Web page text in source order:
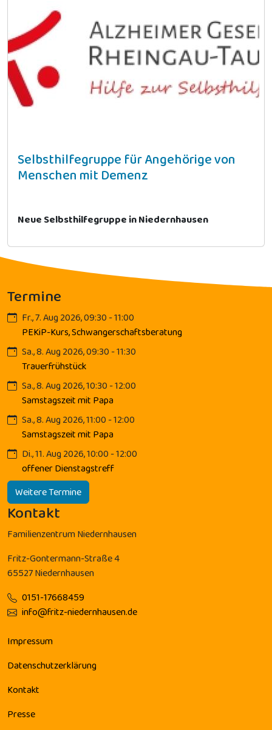
Selbsthilfegruppe für Angehörige von
Menschen mit Demenz
Neue Selbsthilfegruppe in Niedernhausen
Termine
Fr., 7. Aug 2026, 09:30 - 11:00
PEKiP-Kurs, Schwangerschaftsberatung
Sa., 8. Aug 2026, 09:30 - 11:30
Trauerfrühstück
Sa., 8. Aug 2026, 10:30 - 12:00
Samstagszeit mit Papa
Sa., 8. Aug 2026, 11:00 - 12:00
Samstagszeit mit Papa
Di., 11. Aug 2026, 10:00 - 12:00
offener Dienstagstreff
Weitere Termine
Kontakt
Familienzentrum Niedernhausen
Fritz-Gontermann-Straße 4
65527 Niedernhausen
0151-17668459
info@fritz-niedernhausen.de
Impressum
Datenschutzerklärung
Kontakt
Presse